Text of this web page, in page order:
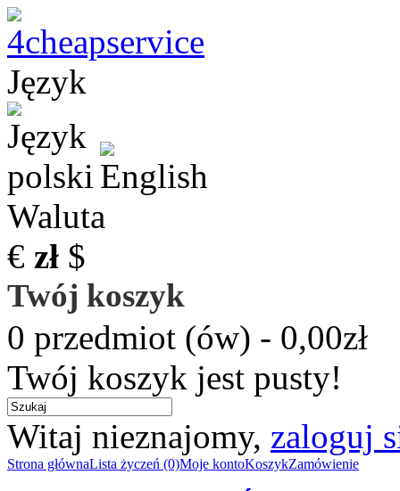
Język
Waluta
€ zł $
Twój koszyk
0 przedmiot (ów) - 0,00zł
Twój koszyk jest pusty!
Witaj nieznajomy, zaloguj
Strona głównaLista życzeń (0)Moje kontoKoszykZamówienie